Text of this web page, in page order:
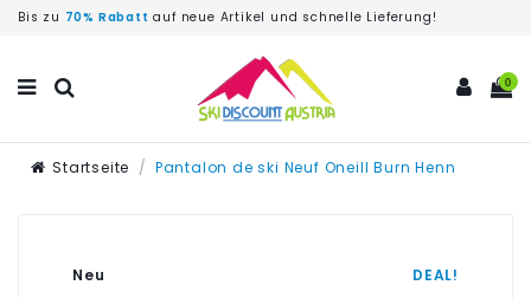
Bis zu 70% Rabatt auf neue Artikel und schnelle Lieferung!
0
Startseite Pantalon de ski Neuf Oneill Burn Henn
DEAL!
Neu